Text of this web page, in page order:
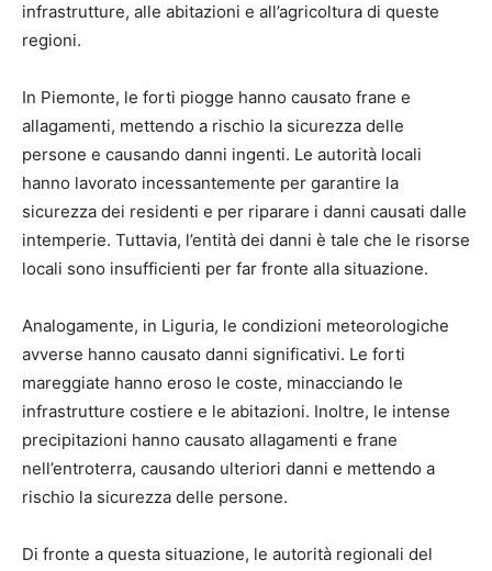
infrastrutture, alle abitazioni e all’agricoltura di queste
regioni.
In Piemonte, le forti piogge hanno causato frane e
allagamenti, mettendo a rischio la sicurezza delle
persone e causando danni ingenti. Le autorità locali
hanno lavorato incessantemente per garantire la
sicurezza dei residenti e per riparare i danni causati dalle
intemperie. Tuttavia, l’entità dei danni è tale che le risorse
locali sono insufficienti per far fronte alla situazione.
Analogamente, in Liguria, le condizioni meteorologiche
avverse hanno causato danni significativi. Le forti
mareggiate hanno eroso le coste, minacciando le
infrastrutture costiere e le abitazioni. Inoltre, le intense
precipitazioni hanno causato allagamenti e frane
nell’entroterra, causando ulteriori danni e mettendo a
rischio la sicurezza delle persone.
Di fronte a questa situazione, le autorità regionali del